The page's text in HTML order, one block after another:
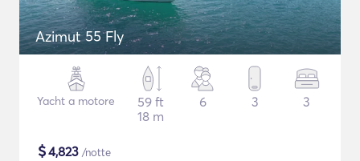
Azimut 55 Fly
Yacht a motore
59 ft
18 m
6 3 3
$4,823 /notte